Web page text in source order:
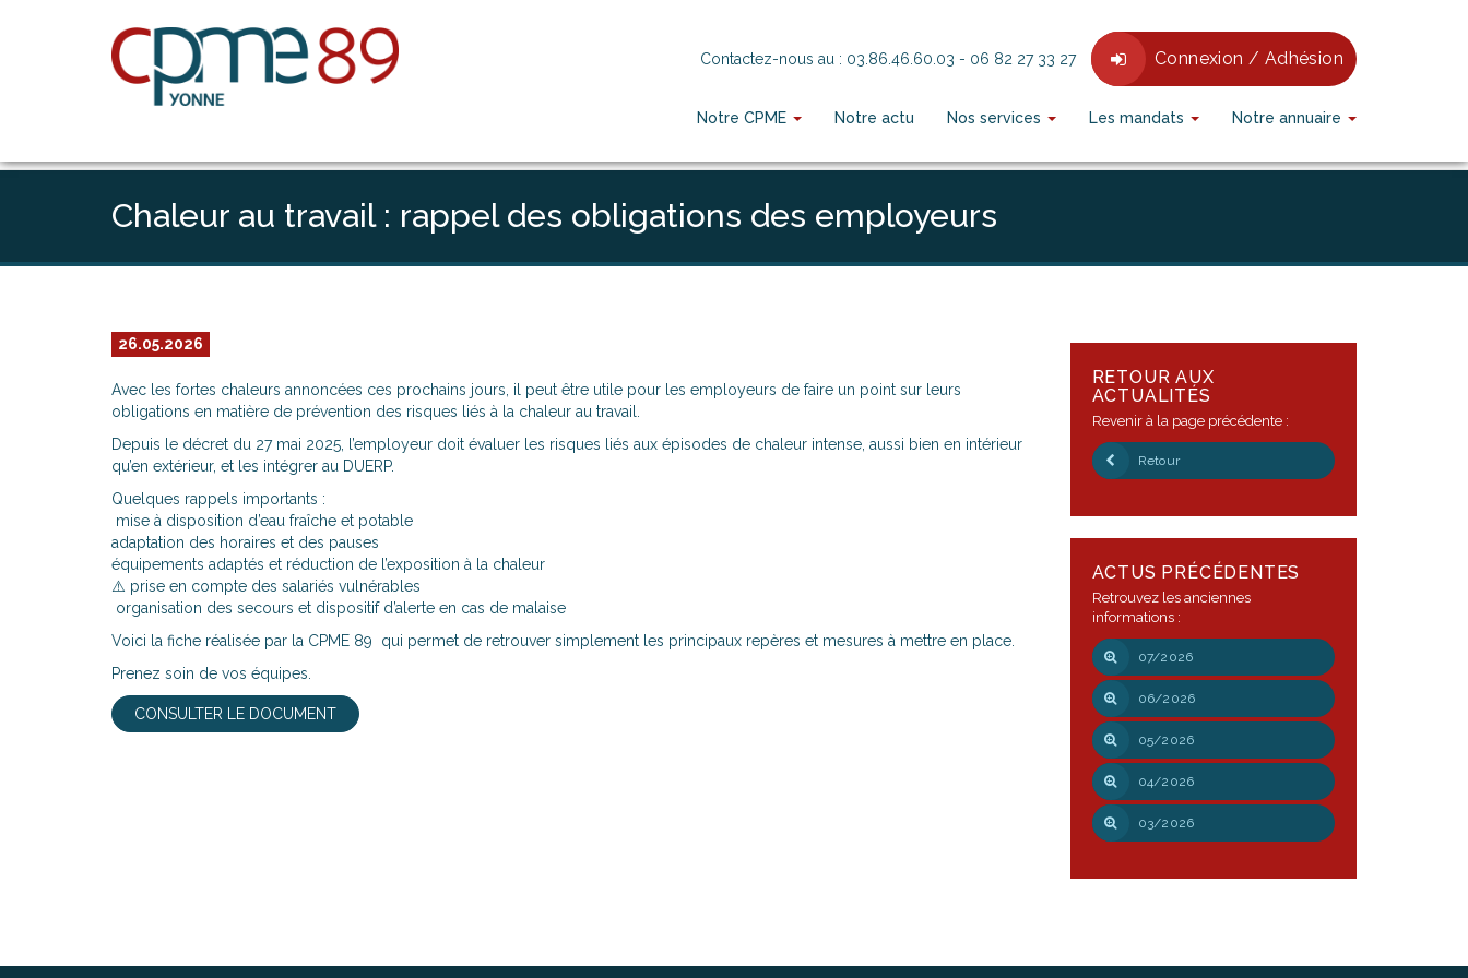
Contactez-nous au : 03.86.46.60.03 - 06 82 27 33 27 Connexion / Adhésion
Notre CPME Notre actu Nos services Les mandats Notre annuaire
Chaleur au travail : rappel des obligations des employeurs
26.05.2026
Avec les fortes chaleurs annoncées ces prochains jours, il peut être utile pour les employeurs de faire un point sur leurs
obligations en matière de prévention des risques liés à la chaleur au travail.
Depuis le décret du 27 mai 2025, l’employeur doit évaluer les risques liés aux épisodes de chaleur intense, aussi bien en intérieur
qu’en extérieur, et les intégrer au DUERP.
Quelques rappels importants :
mise à disposition d’eau fraîche et potable
adaptation des horaires et des pauses
équipements adaptés et réduction de l’exposition à la chaleur
⚠️ prise en compte des salariés vulnérables
organisation des secours et dispositif d’alerte en cas de malaise
Voici la fiche réalisée par la CPME 89 qui permet de retrouver simplement les principaux repères et mesures à mettre en place.
Prenez soin de vos équipes.
CONSULTER LE DOCUMENT
RETOUR AUX
ACTUALITÉS
Revenir à la page précédente :
Retour
ACTUS PRÉCÉDENTES
Retrouvez les anciennes
informations :
07/2026
06/2026
05/2026
04/2026
03/2026